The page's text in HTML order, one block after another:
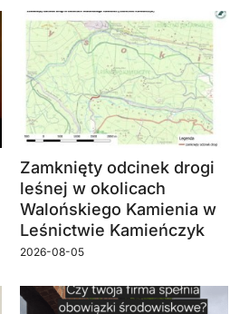
Zamknięty odcinek drogi
leśnej w okolicach
Walońskiego Kamienia w
Leśnictwie Kamieńczyk
2026-08-05